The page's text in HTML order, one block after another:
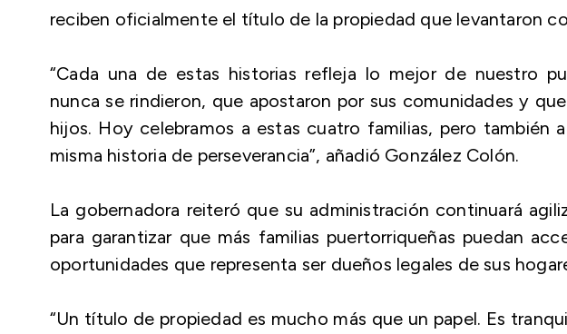
reciben oficialmente el título de la propiedad que levantaron
“Cada una de estas historias refleja lo mejor de nuestro
nunca se rindieron, que apostaron por sus comunidades y
hijos. Hoy celebramos a estas cuatro familias, pero también
misma historia de perseverancia”, añadió González Colón.
La gobernadora reiteró que su administración continuará
para garantizar que más familias puertorriqueñas puedan
oportunidades que representa ser dueños legales de sus
“Un título de propiedad es mucho más que un papel. Es